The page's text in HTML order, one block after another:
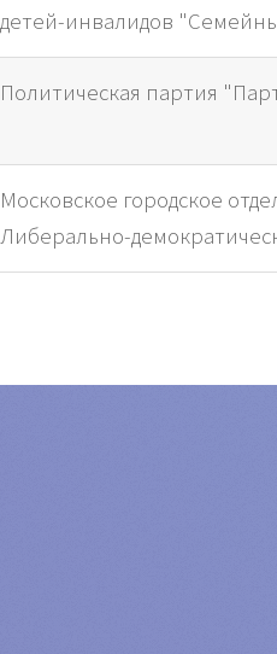
детей-инвалидов
Политическая партия
Московское городское
Либерально-